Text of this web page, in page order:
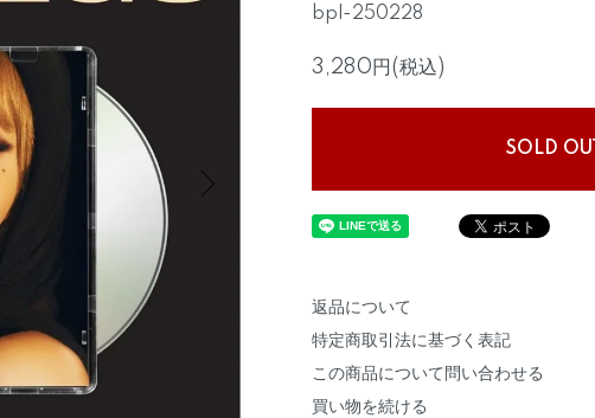
bpl-250228
3,280円(税込)
SOLD OUT
返品について
特定商取引法に基づく表記
この商品について問い合わせる
買い物を続ける